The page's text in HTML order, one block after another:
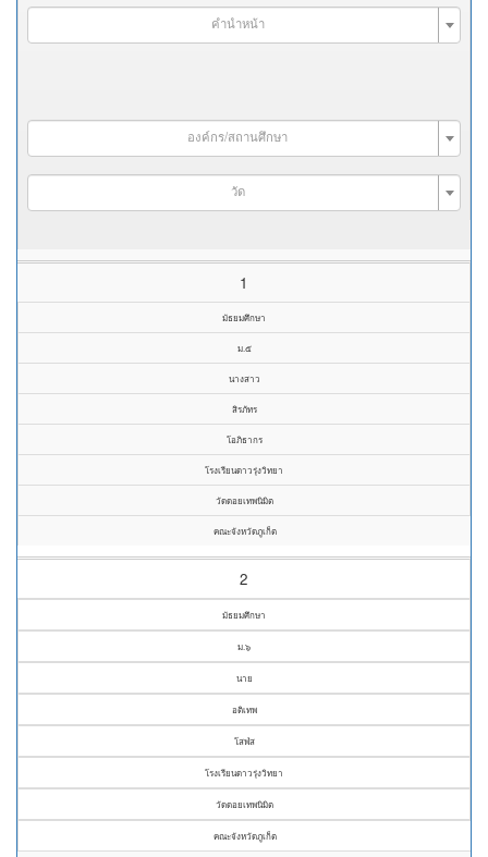
คำนำหน้า
องค์กร/สถานศึกษา
วัด
1
มัธยมศึกษา
ม.๕
นางสาว
สิรภัทร
โอภิธากร
โรงเรียนดาวรุ่งวิทยา
วัดดอยเทพนิมิต
คณะจังหวัดภูเก็ต
2
มัธยมศึกษา
ม.๖
นาย
อติเทพ
โสฬส
โรงเรียนดาวรุ่งวิทยา
วัดดอยเทพนิมิต
คณะจังหวัดภูเก็ต